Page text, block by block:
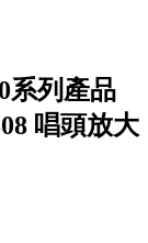
系列產品
唱頭放大